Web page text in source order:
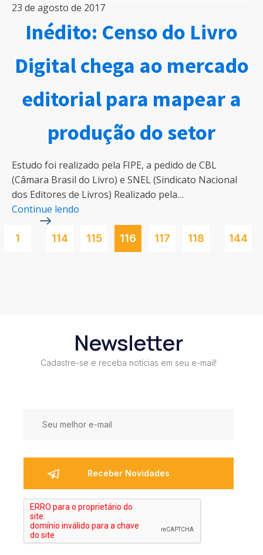
23 de agosto de 2017
Inédito: Censo do Livro
Digital chega ao mercado
editorial para mapear a
produção do setor
Estudo foi realizado pela FIPE, a pedido de CBL
(Câmara Brasil do Livro) e SNEL (Sindicato Nacional
dos Editores de Livros) Realizado pela…
Continue lendo
1 114 115 116 117 118 144
Newsletter
Cadastre-se e receba notícias em seu e-mail!